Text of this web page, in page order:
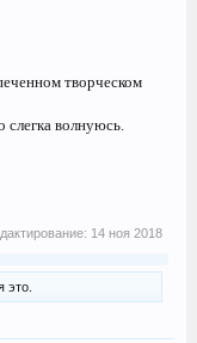
творческом
волнуюсь.
14 ноя 2018
это.